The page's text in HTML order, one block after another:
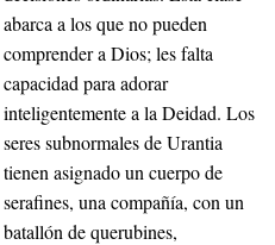
abarca a los que no pueden
comprender a Dios; les falta
capacidad para adorar
inteligentemente a la Deidad. Los
seres subnormales de Urantia
tienen asignado un cuerpo de
serafines, una compañía, con un
batallón de querubines,